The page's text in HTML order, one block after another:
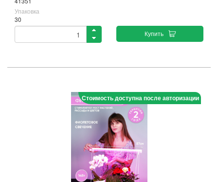
Упаковка
30
Купить
Стоимость доступна после авторизации